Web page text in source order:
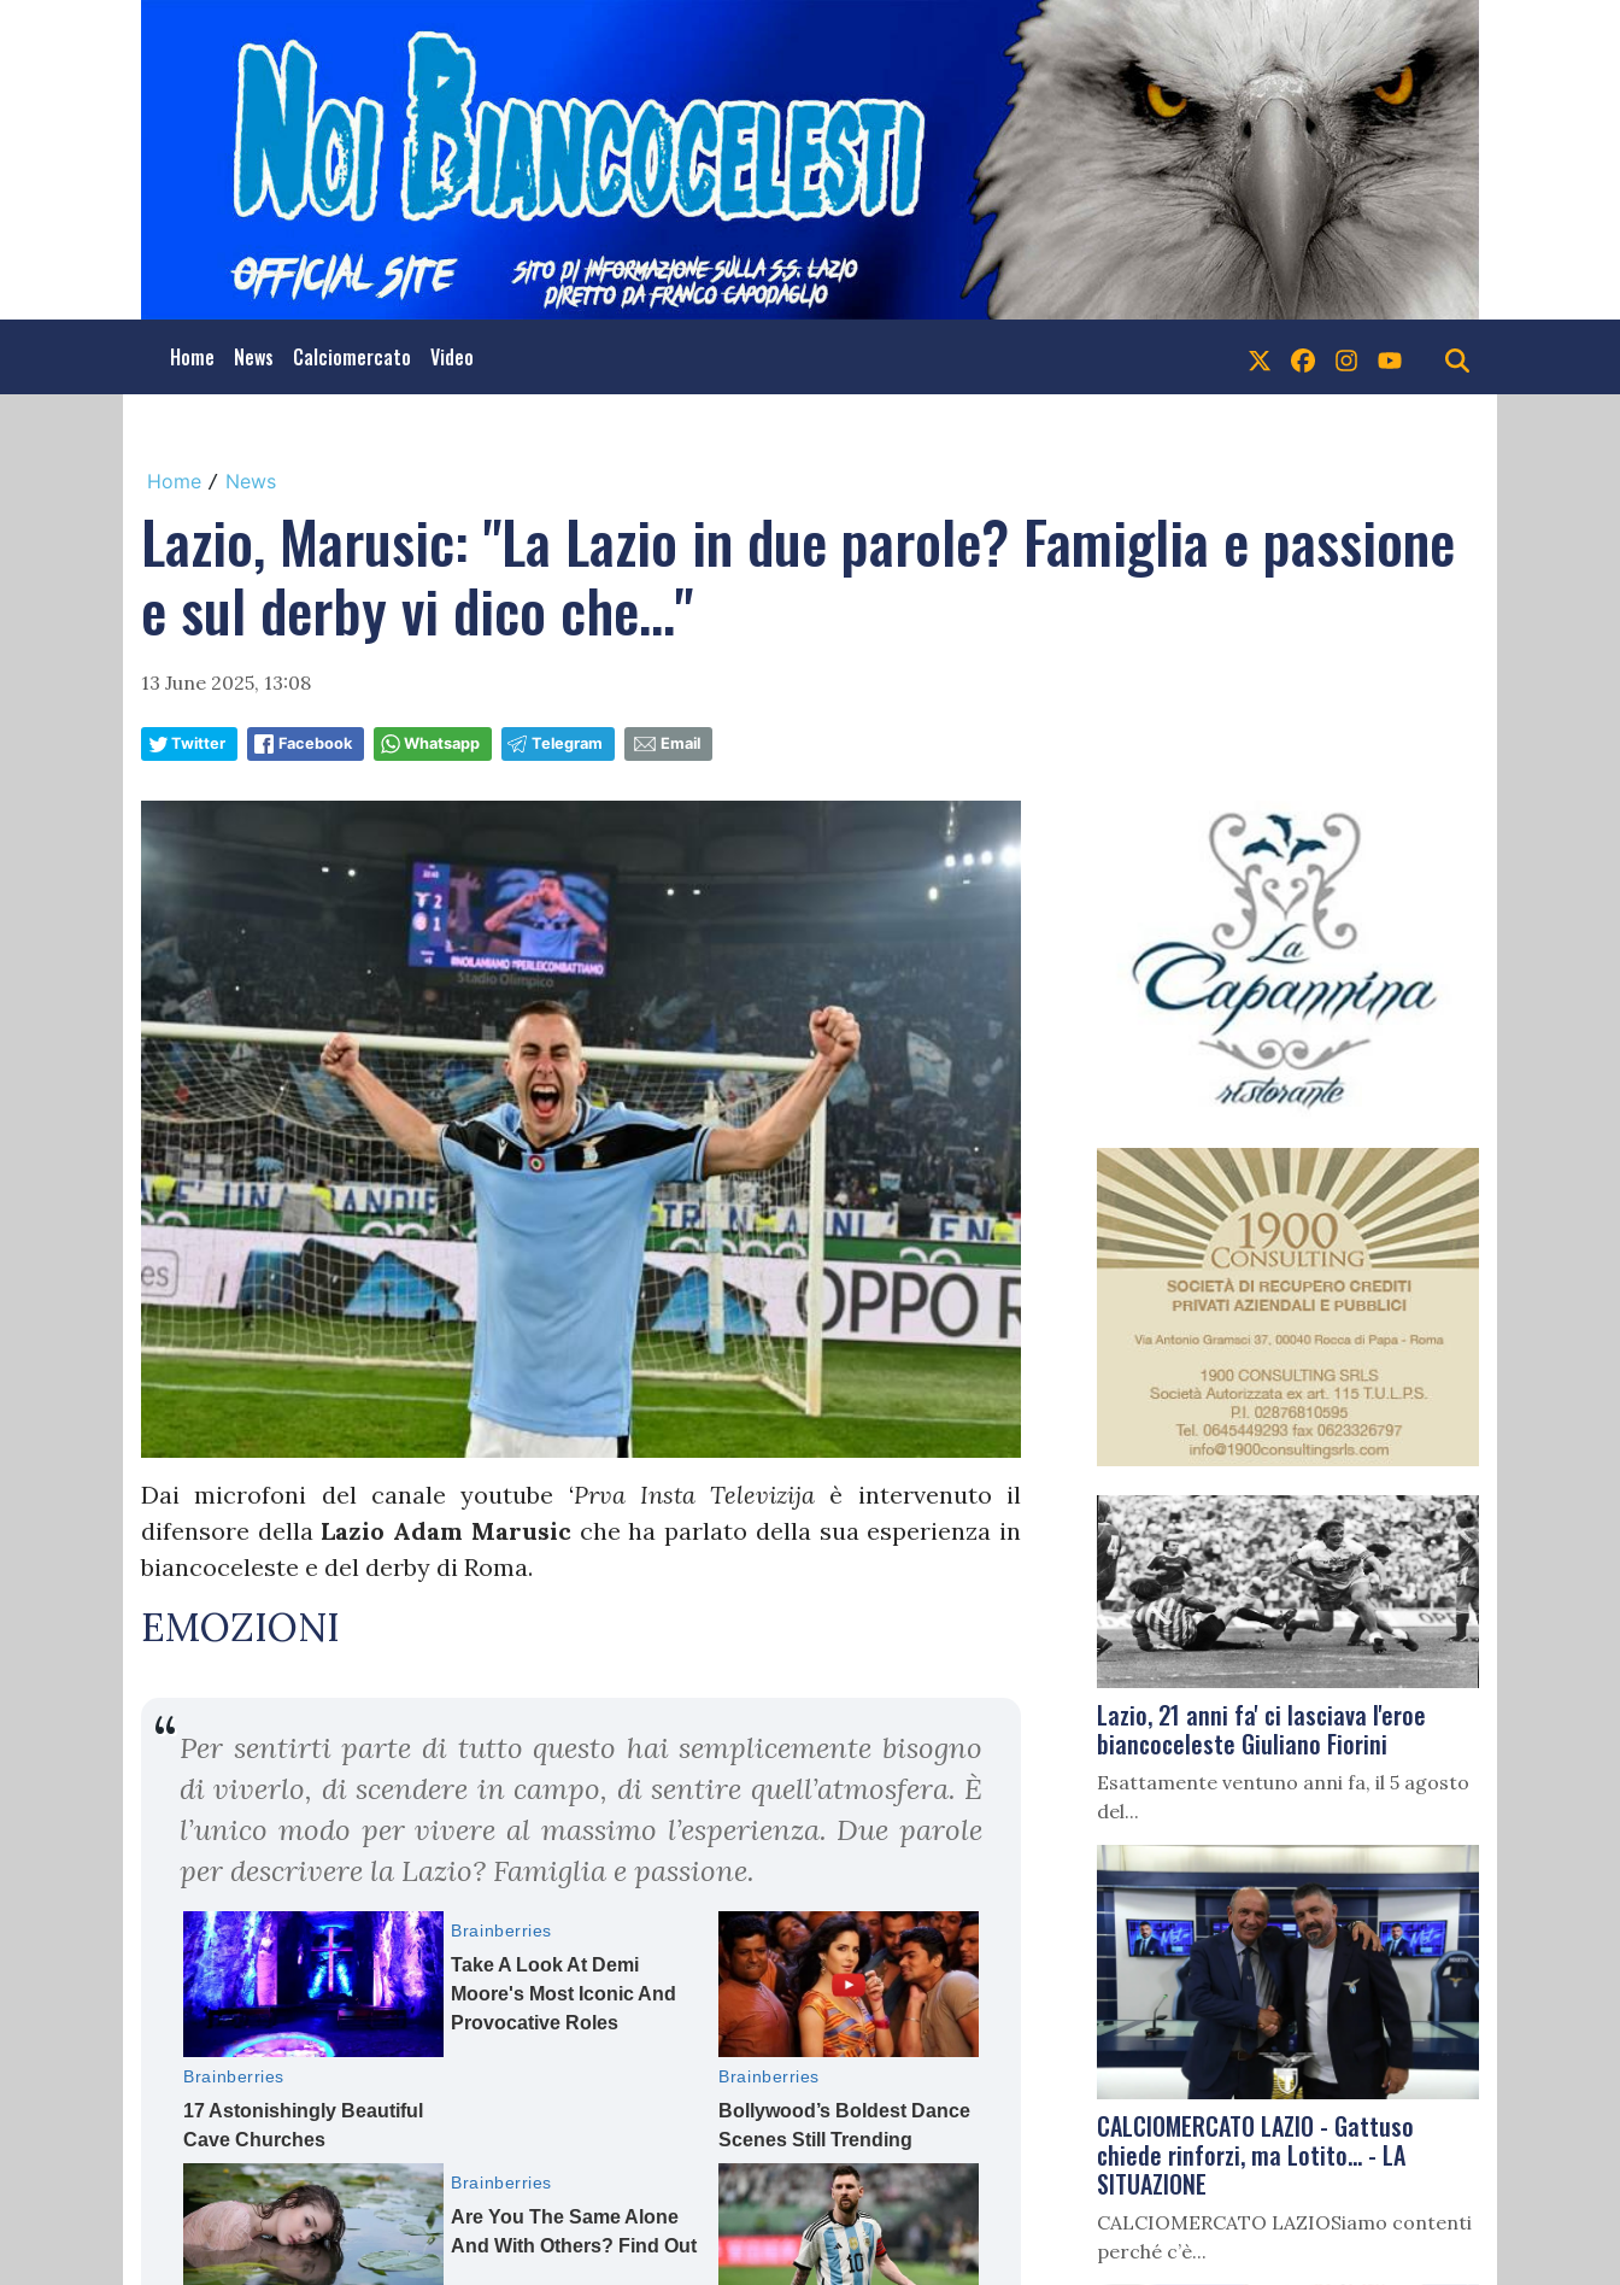
Home News Calciomercato Video
Home / News
Lazio, Marusic: "La Lazio in due parole? Famiglia e passione
e sul derby vi dico che..."
13 June 2025, 13:08
Twitter Facebook Whatsapp Telegram Email
Dai microfoni del canale youtube ‘Prva Insta Televizija è intervenuto il
difensore della Lazio Adam Marusic che ha parlato della sua esperienza in
biancoceleste e del derby di Roma.
EMOZIONI
Per sentirti parte di tutto questo hai semplicemente bisogno
di viverlo, di scendere in campo, di sentire quell’atmosfera. È
l’unico modo per vivere al massimo l’esperienza. Due parole
per descrivere la Lazio? Famiglia e passione.
Lazio, 21 anni fa' ci lasciava l'eroe
biancoceleste Giuliano Fiorini
Esattamente ventuno anni fa, il 5 agosto
del...
CALCIOMERCATO LAZIO - Gattuso
chiede rinforzi, ma Lotito... - LA
SITUAZIONE
CALCIOMERCATO LAZIOSiamo contenti
perché c’è...